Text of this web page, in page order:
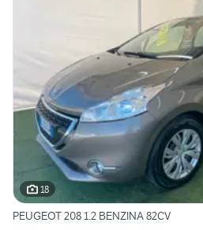
18
PEUGEOT 208 1.2 BENZINA 82CV